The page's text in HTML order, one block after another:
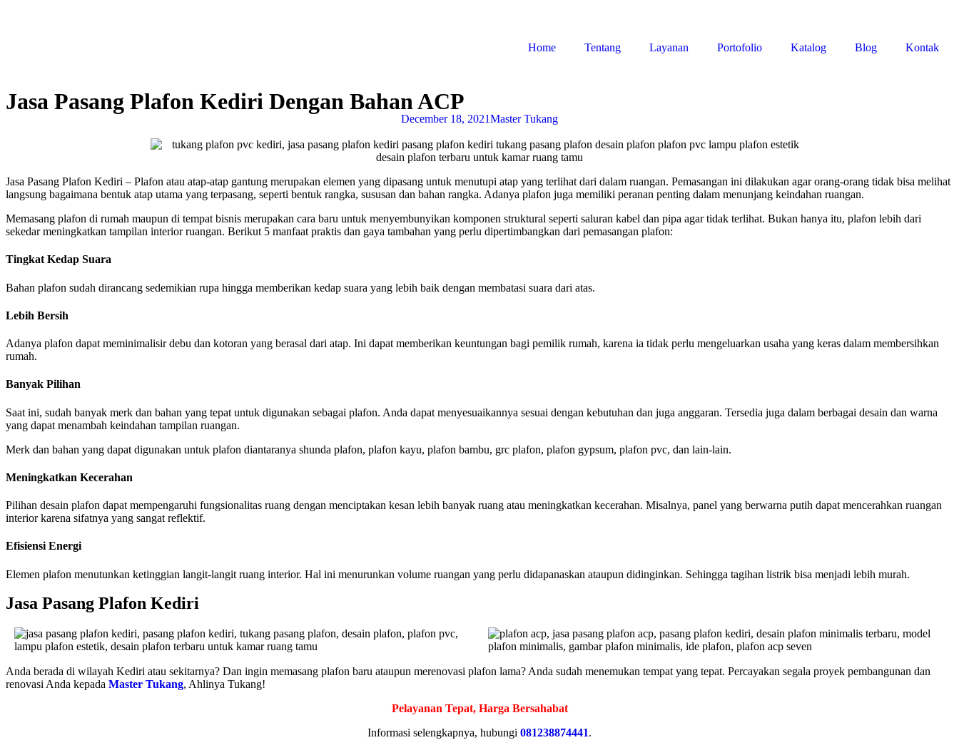
Home Tentang Layanan Portofolio Katalog Blog Kontak
Jasa Pasang Plafon Kediri Dengan Bahan ACP
December 18, 2021Master Tukang
Jasa Pasang Plafon Kediri – Plafon atau atap-atap gantung merupakan elemen yang dipasang untuk menutupi atap yang terlihat dari dalam ruangan. Pemasangan ini dilakukan agar orang-orang tidak bisa melihat
langsung bagaimana bentuk atap utama yang terpasang, seperti bentuk rangka, sususan dan bahan rangka. Adanya plafon juga memiliki peranan penting dalam menunjang keindahan ruangan.
Memasang plafon di rumah maupun di tempat bisnis merupakan cara baru untuk menyembunyikan komponen struktural seperti saluran kabel dan pipa agar tidak terlihat. Bukan hanya itu, plafon lebih dari
sekedar meningkatkan tampilan interior ruangan. Berikut 5 manfaat praktis dan gaya tambahan yang perlu dipertimbangkan dari pemasangan plafon:
Tingkat Kedap Suara
Bahan plafon sudah dirancang sedemikian rupa hingga memberikan kedap suara yang lebih baik dengan membatasi suara dari atas.
Lebih Bersih
Adanya plafon dapat meminimalisir debu dan kotoran yang berasal dari atap. Ini dapat memberikan keuntungan bagi pemilik rumah, karena ia tidak perlu mengeluarkan usaha yang keras dalam membersihkan
rumah.
Banyak Pilihan
Saat ini, sudah banyak merk dan bahan yang tepat untuk digunakan sebagai plafon. Anda dapat menyesuaikannya sesuai dengan kebutuhan dan juga anggaran. Tersedia juga dalam berbagai desain dan warna
yang dapat menambah keindahan tampilan ruangan.
Merk dan bahan yang dapat digunakan untuk plafon diantaranya shunda plafon, plafon kayu, plafon bambu, grc plafon, plafon gypsum, plafon pvc, dan lain-lain.
Meningkatkan Kecerahan
Pilihan desain plafon dapat mempengaruhi fungsionalitas ruang dengan menciptakan kesan lebih banyak ruang atau meningkatkan kecerahan. Misalnya, panel yang berwarna putih dapat mencerahkan ruangan
interior karena sifatnya yang sangat reflektif.
Efisiensi Energi
Elemen plafon menutunkan ketinggian langit-langit ruang interior. Hal ini menurunkan volume ruangan yang perlu didapanaskan ataupun didinginkan. Sehingga tagihan listrik bisa menjadi lebih murah.
Jasa Pasang Plafon Kediri
Anda berada di wilayah Kediri atau sekitarnya? Dan ingin memasang plafon baru ataupun merenovasi plafon lama? Anda sudah menemukan tempat yang tepat. Percayakan segala proyek pembangunan dan
renovasi Anda kepada Master Tukang, Ahlinya Tukang!
Pelayanan Tepat, Harga Bersahabat
Informasi selengkapnya, hubungi 081238874441.